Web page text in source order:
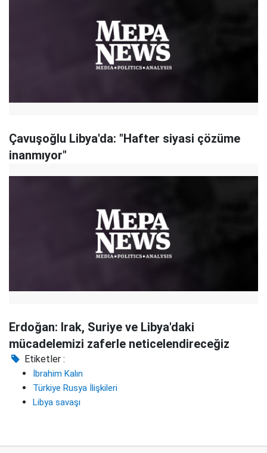
Çavuşoğlu Libya'da: "Hafter siyasi çözüme
inanmıyor"
Erdoğan: Irak, Suriye ve Libya'daki
mücadelemizi zaferle neticelendireceğiz
Etiketler :
İbrahim Kalın
Türkiye Rusya İlişkileri
Libya savaşı